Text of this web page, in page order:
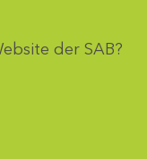
der SAB?